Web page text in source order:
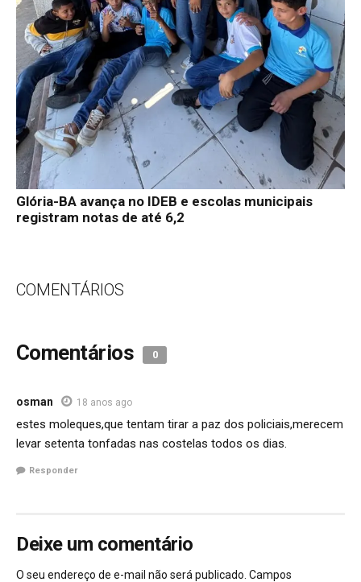
Glória-BA avança no IDEB e escolas municipais
registram notas de até 6,2
COMENTÁRIOS
Comentários 0
osman 18 anos ago
estes moleques,que tentam tirar a paz dos policiais,merecem
levar setenta tonfadas nas costelas todos os dias.
Responder
Deixe um comentário
O seu endereço de e-mail não será publicado. Campos